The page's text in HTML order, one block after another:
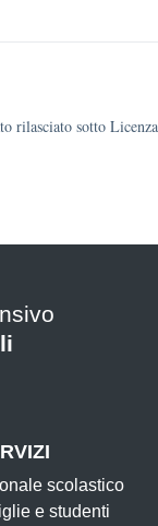
rilasciato sotto
scolastico
e studenti